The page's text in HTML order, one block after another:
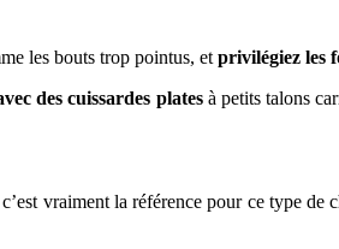
les bouts trop pointus, et privilégiez les
des cuissardes platesà petits talons
vraiment la référence pour ce type de